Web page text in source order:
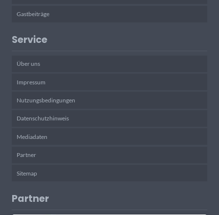
Gastbeiträge
Service
Über uns
Impressum
Nutzungsbedingungen
Datenschutzhinweis
Mediadaten
Partner
Sitemap
Partner